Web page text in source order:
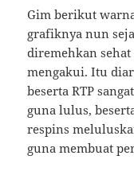
Gim berikut
grafiknya nun
diremehkan
mengakui. Itu
beserta RTP
guna lulus,
respins
guna membuat